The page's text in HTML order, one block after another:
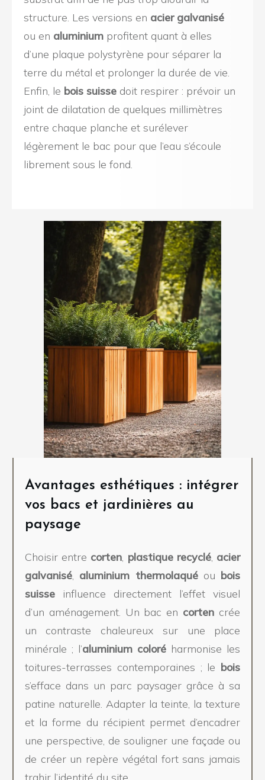
structure. Les versions en acier galvanisé
ou en aluminium profitent quant à elles
d’une plaque polystyrène pour séparer la
terre du métal et prolonger la durée de vie.
Enfin, le bois suisse doit respirer : prévoir un
joint de dilatation de quelques millimètres
entre chaque planche et surélever
légèrement le bac pour que l’eau s’écoule
librement sous le fond.
Avantages esthétiques : intégrer
vos bacs et jardinières au
paysage
Choisir entre corten, plastique recyclé, acier
galvanisé, aluminium thermolaquéou bois
suisse influence directement l’effet visuel
d’un aménagement. Un bac en corten crée
un contraste chaleureux sur une place
minérale ; l’aluminium coloré harmonise les
toitures-terrasses contemporaines ; le bois
s’efface dans un parc paysager grâce à sa
patine naturelle. Adapter la teinte, la texture
et la forme du récipient permet d’encadrer
une perspective, de souligner une façade ou
de créer un repère végétal fort sans jamais
trahir l’identité du site.